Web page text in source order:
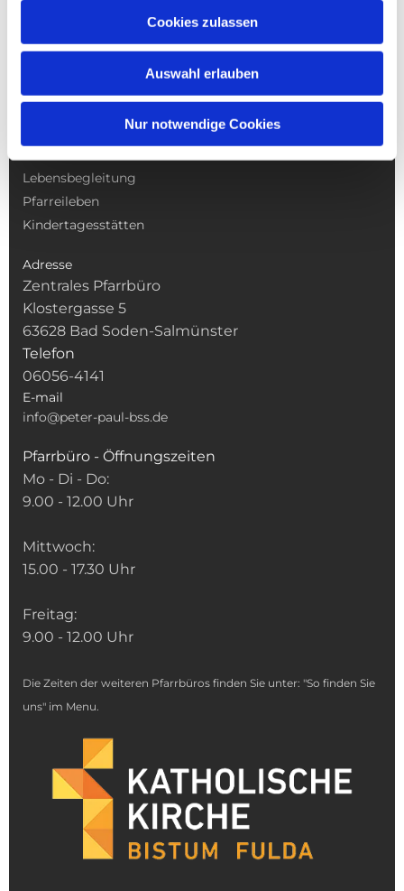
Cookies zulassen
Auswahl erlauben
Nur notwendige Cookies
NAVIGATION
Lebensbegleitung
Pfarreileben
Kindertagesstätten
Adresse
Zentrales Pfarrbüro
Klostergasse 5
63628 Bad Soden-Salmünster
Telefon
06056-4141
E-mail
info@peter-paul-bss.de
Pfarrbüro - Öffnungszeiten
Mo - Di - Do:
9.00 - 12.00 Uhr
Mittwoch:
15.00 - 17.30 Uhr
Freitag:
9.00 - 12.00 Uhr
Die Zeiten der weiteren Pfarrbüros finden Sie unter: "So finden Sie
uns" im Menu.